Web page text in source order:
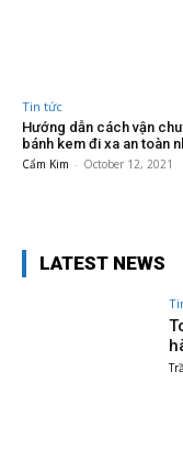
Tin tức
Hướng dẫn cách vận
bánh kem đi xa an toàn
Cẩm Kim - October 12, 2021
LATEST NEWS